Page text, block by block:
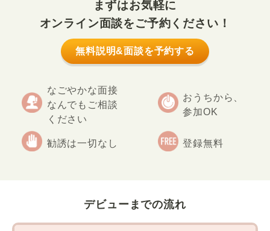
まずはお気軽に
オンライン面談をご予約ください！
無料説明&面談を予約する
なごやかな面接
なんでもご相談
ください
おうちから、
参加OK
勧誘は一切なし 登録無料
デビューまでの流れ